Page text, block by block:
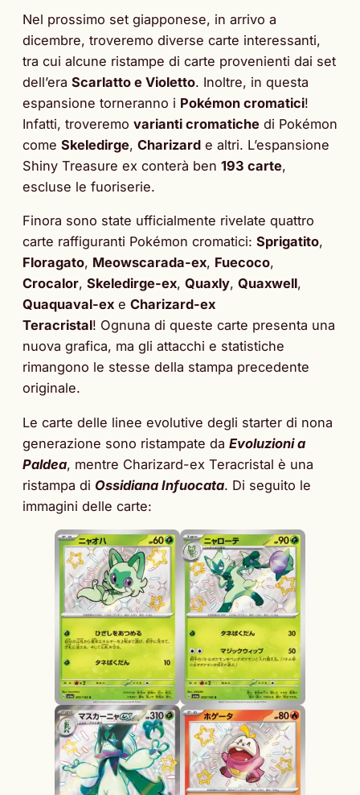
Nel prossimo set giapponese, in arrivo a
dicembre, troveremo diverse carte interessanti,
tra cui alcune ristampe di carte provenienti dai set
dell’era Scarlatto e Violetto. Inoltre, in questa
espansione torneranno i Pokémon cromatici!
Infatti, troveremo varianti cromatiche di Pokémon
come Skeledirge, Charizard e altri. L’espansione
Shiny Treasure ex conterà ben 193 carte,
escluse le fuoriserie.
Finora sono state ufficialmente rivelate quattro
carte raffiguranti Pokémon cromatici: Sprigatito,
Floragato, Meowscarada-ex, Fuecoco,
Crocalor, Skeledirge-ex, Quaxly, Quaxwell,
Quaquaval-ex e Charizard-ex
Teracristal! Ognuna di queste carte presenta una
nuova grafica, ma gli attacchi e statistiche
rimangono le stesse della stampa precedente
originale.
Le carte delle linee evolutive degli starter di nona
generazione sono ristampate da Evoluzioni a
Paldea, mentre Charizard-ex Teracristal è una
ristampa di Ossidiana Infuocata. Di seguito le
immagini delle carte: